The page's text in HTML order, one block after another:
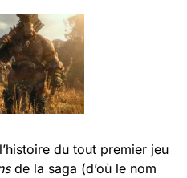
du tout premier jeu
de la saga (d’où le nom